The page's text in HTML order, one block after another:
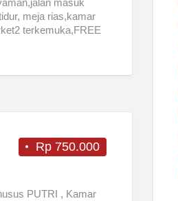
masuk
meja rias,kamar
terkemuka,FREE
Rp 750.000
PUTRI , Kamar